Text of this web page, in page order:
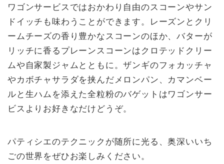
ワゴンサービスではおかわり自由のスコーンやサン
ドイッチも味わうことができます。レーズンとクリ
ームチーズの香り豊かなスコーンのほか、バターが
リッチに香るプレーンスコーンはクロテッドクリー
ムや自家製ジャムとともに。ザンギのフォカッチャ
やカボチャサラダを挟んだメロンパン、カマンベー
ルと生ハムを添えた全粒粉のバゲットはワゴンサー
ビスよりお好きなだけどうぞ。
パティシエのテクニックが随所に光る、奥深いいち
ごの世界をぜひお楽しみください。